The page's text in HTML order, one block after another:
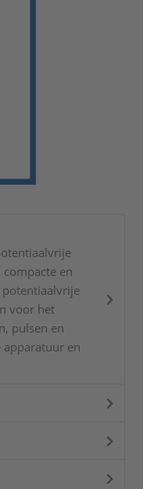
compacte en
voor het
pulsen en
apparatuur en